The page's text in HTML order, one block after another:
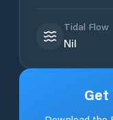
Tidal Flow
Nil
Get